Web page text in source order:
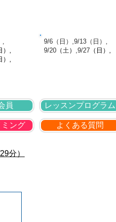
,
）,
）,
​ 9/6（日）,9/13（日）,
9/20 （土） ,9/27 （日 ）,
員
ング
レッスンプログラム
よくある質問
分）